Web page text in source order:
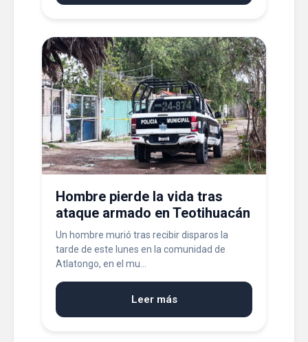
Hombre pierde la vida tras
ataque armado en Teotihuacán
Un hombre murió tras recibir disparos la
tarde de este lunes en la comunidad de
Atlatongo, en el mu...
Leer más